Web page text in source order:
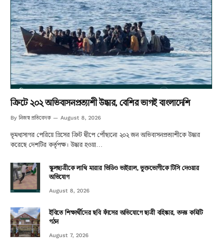
ক্রিটে ২০২ অভিবাসনপ্রত্যাশী উদ্ধার, বেশির ভাগই বাংলাদেশি
By নিজস্ব প্রতিবেদক August 8, 2026
ভূমধ্যসাগর পেরিয়ে গ্রিসের ক্রিট দ্বীপে পৌঁছানো ২০২ জন অভিবাসনপ্রত্যাশীকে উদ্ধার
করেছে দেশটির কর্তৃপক্ষ। উদ্ধার হওয়া…
স্কুলছাত্রীকে লাথি মারার ভিডিও ভাইরাল, ভুক্তভোগীকে টিসি দেওয়ার
অভিযোগ
August 8, 2026
ইবিতে শিক্ষার্থীদের ছবি ফাঁসের অভিযোগে ছাত্রী বহিষ্কার, তদন্ত কমিটি
গঠন
August 7, 2026